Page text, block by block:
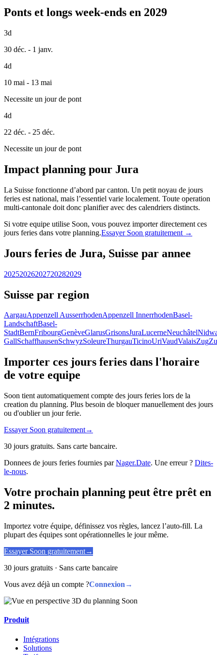
Ponts et longs week-ends en 2029
3d
30 déc. - 1 janv.
4d
10 mai - 13 mai
Necessite un jour de pont
4d
22 déc. - 25 déc.
Necessite un jour de pont
Impact planning pour Jura
La Suisse fonctionne d’abord par canton. Un petit noyau de jours
feries est national, mais l’essentiel varie localement. Toute operation
multi-cantonale doit donc planifier avec des calendriers distincts.
Si votre equipe utilise Soon, vous pouvez importer directement ces
jours feries dans votre planning.Essayer Soon gratuitement →
Jours feries de Jura, Suisse par annee
20252026202720282029
Suisse par region
AargauAppenzell AusserrhodenAppenzell InnerrhodenBasel-
LandschaftBasel-
StadtBernFribourgGenèveGlarusGrisonsJuraLucerneNeuchâtel
GallSchaffhausenSchwyzSoleureThurgauTicinoUriVaudValaisZug
Importer ces jours feries dans l'horaire
de votre equipe
Soon tient automatiquement compte des jours feries lors de la
creation du planning. Plus besoin de bloquer manuellement des jours
ou d'oublier un jour ferie.
Essayer Soon gratuitement→
30 jours gratuits. Sans carte bancaire.
Donnees de jours feries fournies parNager.Date. Une erreur ? Dites-
le-nous.
Votre prochain planning peut être prêt en
2 minutes.
Importez votre équipe, définissez vos règles, lancez l’auto-fill. La
plupart des équipes sont opérationnelles le jour même.
Essayer Soon gratuitement→
30 jours gratuits · Sans carte bancaire
Vous avez déjà un compte ?Connexion →
Produit
Intégrations
Solutions